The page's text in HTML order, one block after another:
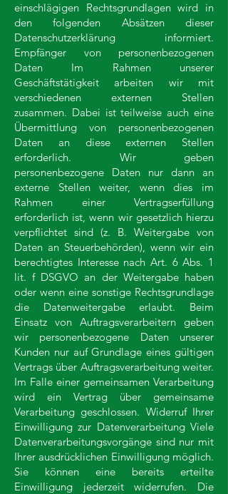
einschlägigen Rechtsgrundlagen wird in
den folgenden Absätzen dieser
Datenschutzerklärung informiert.
Empfänger von personenbezogenen
Daten Im Rahmen unserer
Geschäftstätigkeit arbeiten wir mit
verschiedenen externen Stellen
zusammen. Dabei ist teilweise auch eine
Übermittlung von personenbezogenen
Daten an diese externen Stellen
erforderlich. Wir geben
personenbezogene Daten nur dann an
externe Stellen weiter, wenn dies im
Rahmen einer Vertragserfüllung
erforderlich ist, wenn wir gesetzlich hierzu
verpflichtet sind (z. B. Weitergabe von
Daten an Steuerbehörden), wenn wir ein
berechtigtes Interesse nach Art. 6 Abs. 1
lit. f DSGVO an der Weitergabe haben
oder wenn eine sonstige Rechtsgrundlage
die Datenweitergabe erlaubt. Beim
Einsatz von Auftragsverarbeitern geben
wir personenbezogene Daten unserer
Kunden nur auf Grundlage eines gültigen
Vertrags über Auftragsverarbeitung weiter.
Im Falle einer gemeinsamen Verarbeitung
wird ein Vertrag über gemeinsame
Verarbeitung geschlossen. Widerruf Ihrer
Einwilligung zur Datenverarbeitung Viele
Datenverarbeitungsvorgänge sind nur mit
Ihrer ausdrücklichen Einwilligung möglich.
Sie können eine bereits erteilte
Einwilligung jederzeit widerrufen. Die